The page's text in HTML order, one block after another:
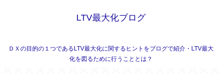
LTV最大化ブログ
ＤＸの目的の１つであるLTV最大化に関するヒントをブログで紹介・LTV最大
化を図るために行うこととは？